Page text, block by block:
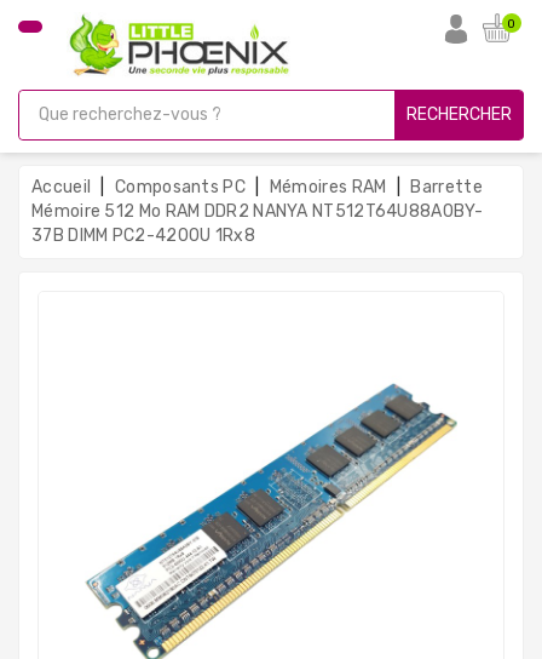
CATÉGORIE
Gamer
Unités
Centrales
Reconditionnées
0
RECHERCHER
Accueil Composants PC Mémoires RAM
Barrette
Mémoire 512 Mo RAM DDR2 NANYA NT512T64U88A0BY-
37B DIMM PC2-4200U 1Rx8